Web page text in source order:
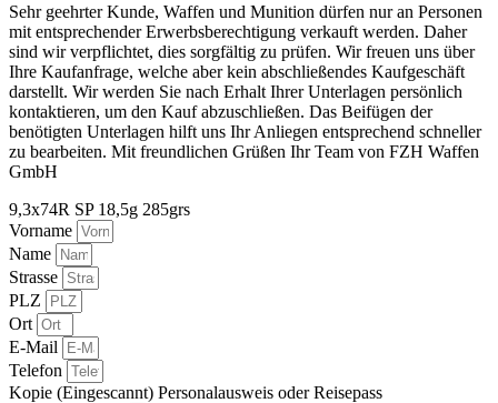
Sehr geehrter Kunde, Waffen und Munition dürfen nur an Personen
mit entsprechender Erwerbsberechtigung verkauft werden. Daher
sind wir verpflichtet, dies sorgfältig zu prüfen. Wir freuen uns über
Ihre Kaufanfrage, welche aber kein abschließendes Kaufgeschäft
darstellt. Wir werden Sie nach Erhalt Ihrer Unterlagen persönlich
kontaktieren, um den Kauf abzuschließen. Das Beifügen der
benötigten Unterlagen hilft uns Ihr Anliegen entsprechend schneller
zu bearbeiten. Mit freundlichen Grüßen Ihr Team von FZH Waffen
GmbH
9,3x74R SP 18,5g 285grs
Vorname
Name
Strasse
PLZ
Ort
E-Mail
Telefon
Kopie (Eingescannt) Personalausweis oder Reisepass